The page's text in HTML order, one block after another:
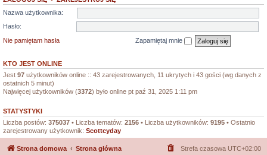
Nazwa użytkownika:
Hasło:
Nie pamiętam hasła
Zapamiętaj mnie
KTO JEST ONLINE
Jest 97 użytkowników online :: 43 zarejestrowanych, 11 ukrytych i 43 gości (wg danych z
ostatnich 5 minut)
Najwięcej użytkowników (3372) było online pt paź 31, 2025 1:11 pm
STATYSTYKI
Liczba postów: 375037 • Liczba tematów: 2156 • Liczba użytkowników: 9195 • Ostatnio
zarejestrowany użytkownik: Scottcyday
Strona domowa Strona główna Strefa czasowa UTC+02:00